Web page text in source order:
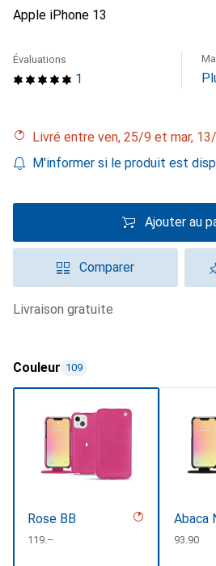
Apple iPhone 13
1
Évaluations
Livré entre ven, 25/9 et mar,
M'informer si le produit est
Ajouter au
Comparer
livraison gratuite
Couleur 109
Rose BB
CHF
119.–
Abaca
CHF
93.90